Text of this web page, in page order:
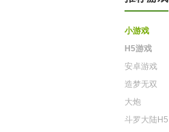
小游戏
H5游戏
安卓游戏
造梦无双
大炮
斗罗大陆H5